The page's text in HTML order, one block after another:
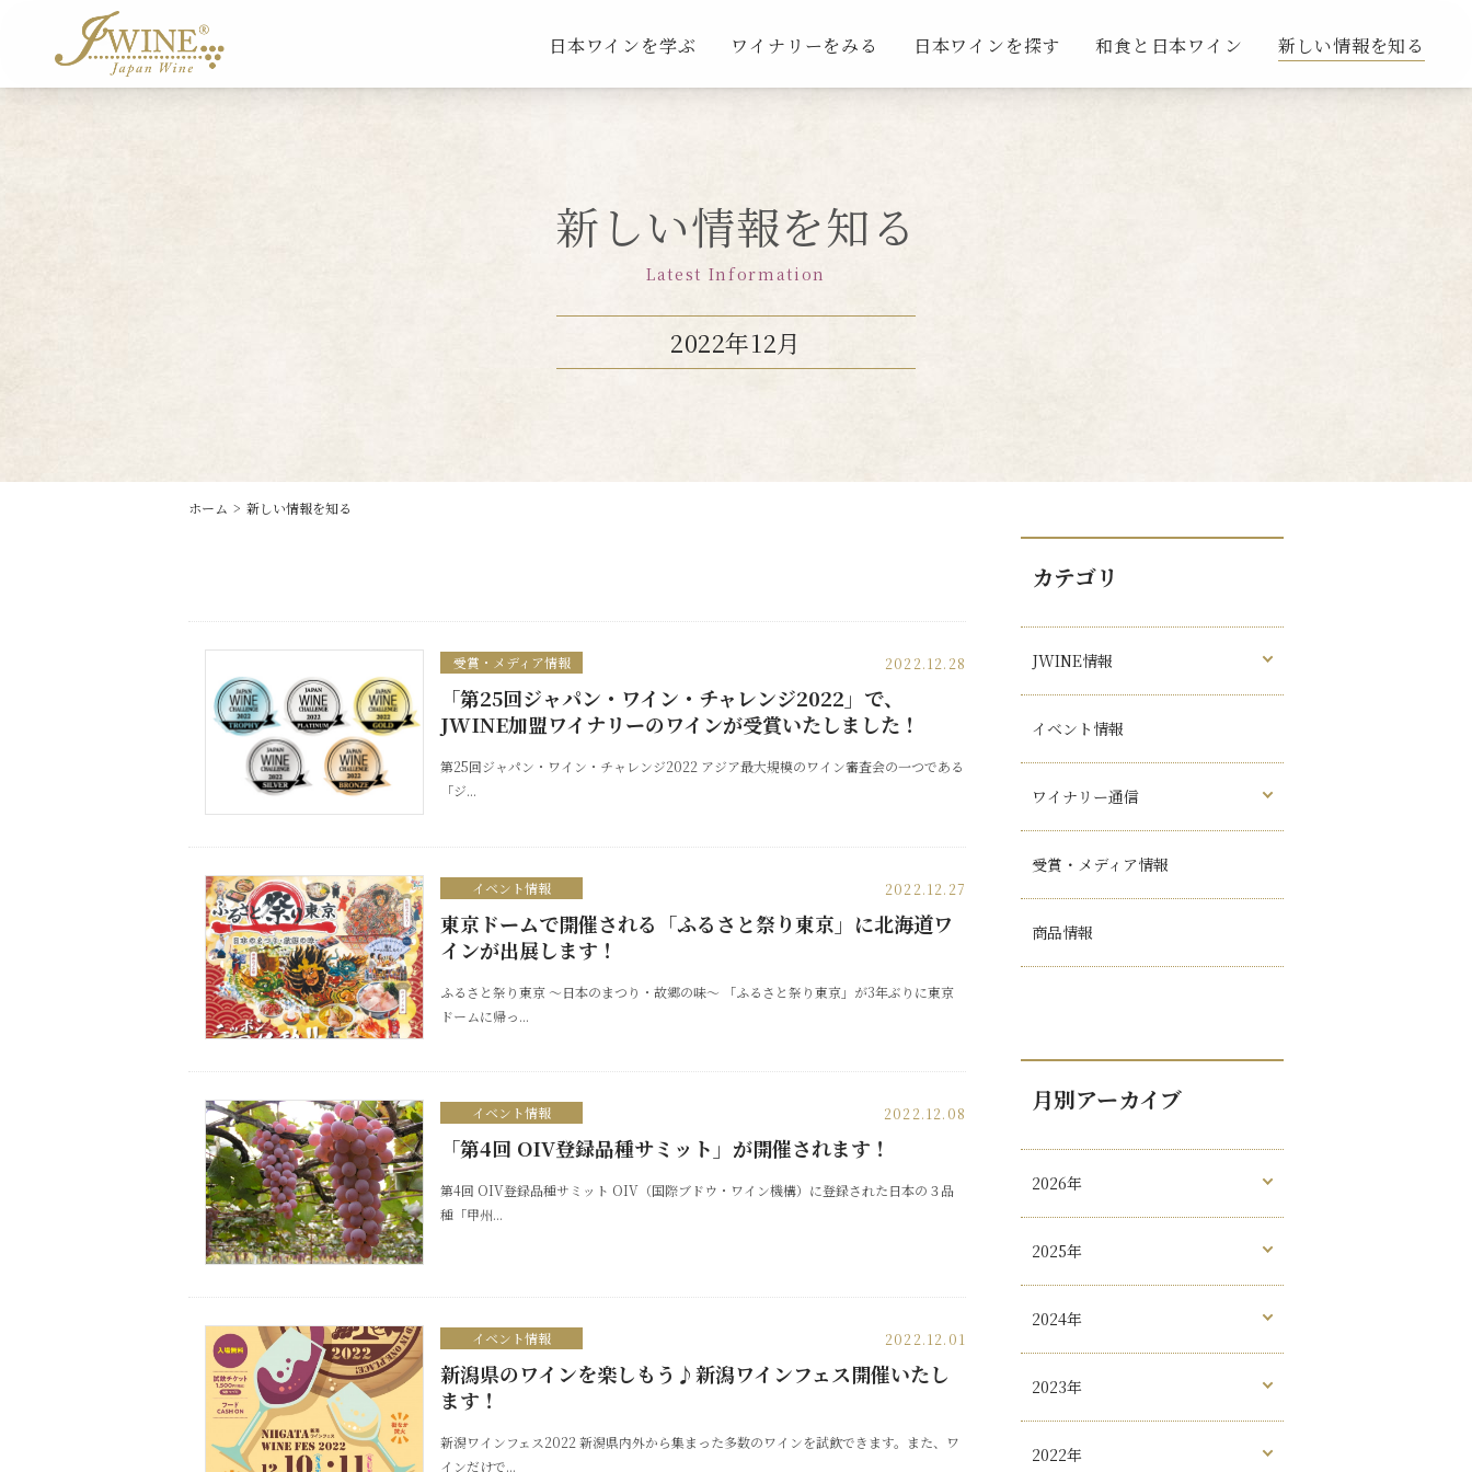
日本ワインを学ぶ ワイナリーをみる 日本ワインを探す 和食と日本ワイン 新しい情報を知る
新しい情報を知る
Latest Information
2022年12月
ホーム 新しい情報を知る
受賞・メディア情報 2022.12.28
「第25回ジャパン・ワイン・チャレンジ2022」で、
JWINE加盟ワイナリーのワインが受賞いたしました！
第25回ジャパン・ワイン・チャレンジ2022 アジア最大規模のワイン審査会の一つである
「ジ...
イベント情報 2022.12.27
東京ドームで開催される「ふるさと祭り東京」に北海道ワ
インが出展します！
ふるさと祭り東京 ～日本のまつり・故郷の味～ 「ふるさと祭り東京」が3年ぶりに東京
ドームに帰っ...
イベント情報 2022.12.08
「第4回 OIV登録品種サミット」が開催されます！
第4回 OIV登録品種サミット OIV（国際ブドウ・ワイン機構）に登録された日本の３品
種「甲州...
イベント情報 2022.12.01
新潟県のワインを楽しもう♪新潟ワインフェス開催いたし
ます！
新潟ワインフェス2022 新潟県内外から集まった多数のワインを試飲できます。また、ワ
インだけで...
カテゴリ
JWINE情報
イベント情報
ワイナリー通信
受賞・メディア情報
商品情報
月別アーカイブ
2026年
2025年
2024年
2023年
2022年